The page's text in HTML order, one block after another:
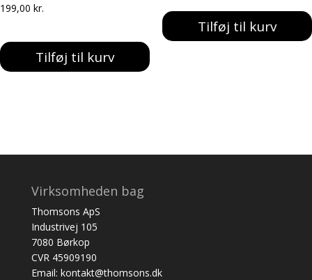
199,00 kr.
Tilføj til kurv
Tilføj til kurv
Virksomheden bag
Thomsons ApS
Industrivej 105
7080 Børkop
CVR 45909190
Email: kontakt@thomsons.dk